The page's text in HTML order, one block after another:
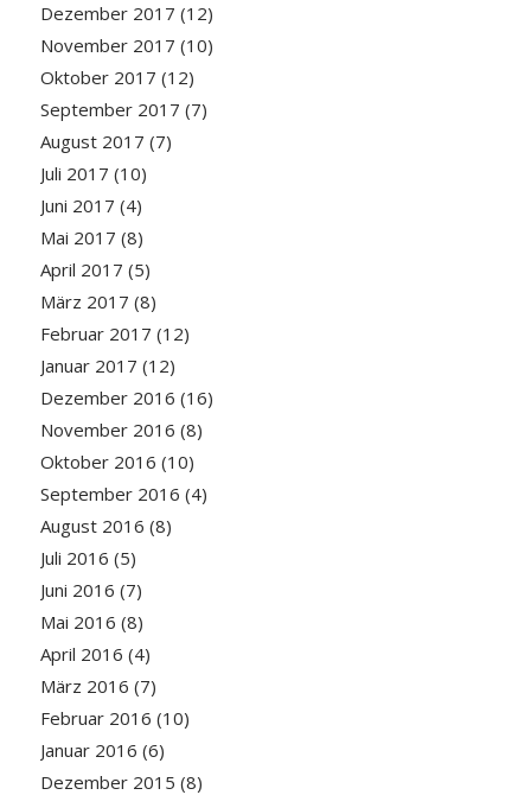
Dezember 2017 (12)
November 2017 (10)
Oktober 2017 (12)
September 2017 (7)
August 2017 (7)
Juli 2017 (10)
Juni 2017 (4)
Mai 2017 (8)
April 2017 (5)
März 2017 (8)
Februar 2017 (12)
Januar 2017 (12)
Dezember 2016 (16)
November 2016 (8)
Oktober 2016 (10)
September 2016 (4)
August 2016 (8)
Juli 2016 (5)
Juni 2016 (7)
Mai 2016 (8)
April 2016 (4)
März 2016 (7)
Februar 2016 (10)
Januar 2016 (6)
Dezember 2015 (8)